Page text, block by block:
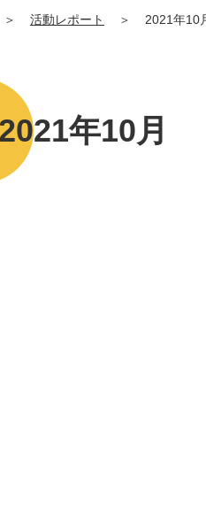
＞ 活動レポート ＞ 2021年10
年10月